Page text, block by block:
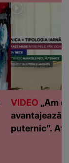
VIDEO „Am
avantajează
puternic”.